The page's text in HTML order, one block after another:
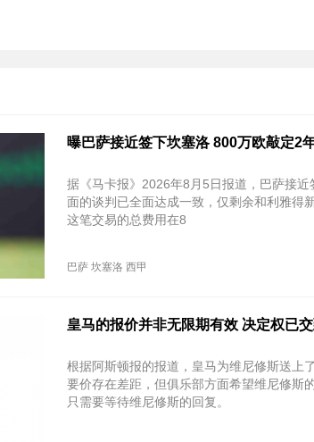
曝巴萨接近签下坎塞洛 800万欧敲定2
据《马卡报》2026年8月5日报道，巴萨接
面的谈判已全面达成一致，仅剩余和利雅得
这笔交易的总费用在‌8
巴萨 坎塞洛 西甲
皇马的报价并非无限期有效 决定权已
根据阿斯顿报的报道，皇马为维尼修斯送上
要价存在差距，但俱乐部方面希望维尼修斯
只需要等待维尼修斯的回复。